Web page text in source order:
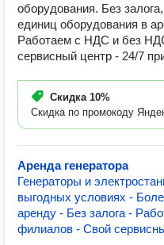
оборудования. Без
единиц оборудования в
Работаем с НДС и без
сервисный центр - 24/7
Скидка 10%
Скидка по промокоду
Аренда генератора
Генераторы и
выгодных условиях -
аренду - Без залога -
филиалов - Свой